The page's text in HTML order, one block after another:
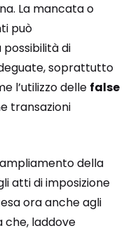
La mancata o
può
di
soprattutto
l’utilizzo delle false
transazioni
della
atti di imposizione
ora anche agli
che, laddove